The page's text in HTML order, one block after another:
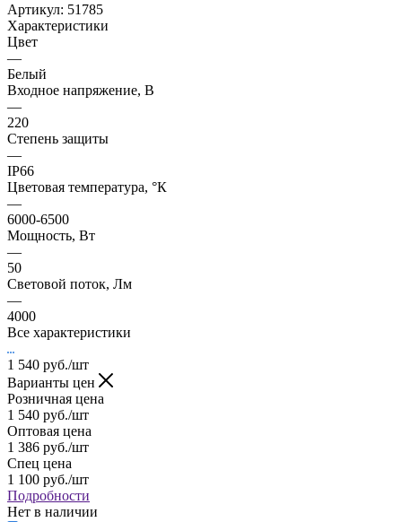
Артикул: 51785
Характеристики
Цвет
—
Белый
Входное напряжение, В
—
220
Степень защиты
—
IP66
Цветовая температура, °К
—
6000-6500
Мощность, Вт
—
50
Световой поток, Лм
—
4000
Все характеристики
1 540 руб./шт
Варианты цен
Розничная цена
1 540 руб./шт
Оптовая цена
1 386 руб./шт
Спец цена
1 100 руб./шт
Подробности
Нет в наличии